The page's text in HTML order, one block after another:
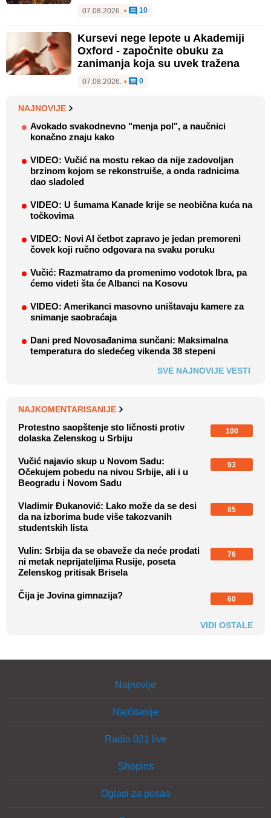
07.08.2026. • 10
Kursevi nege lepote u Akademiji
Oxford - započnite obuku za
zanimanja koja su uvek tražena
07.08.2026. • 0
NAJNOVIJE
Avokado svakodnevno "menja pol", a naučnici
konačno znaju kako
VIDEO: Vučić na mostu rekao da nije zadovoljan
brzinom kojom se rekonstruiše, a onda radnicima
dao sladoled
VIDEO: U šumama Kanade krije se neobična kuća na
točkovima
VIDEO: Novi AI četbot zapravo je jedan premoreni
čovek koji ručno odgovara na svaku poruku
Vučić: Razmatramo da promenimo vodotok Ibra, pa
ćemo videti šta će Albanci na Kosovu
VIDEO: Amerikanci masovno uništavaju kamere za
snimanje saobraćaja
Dani pred Novosađanima sunčani: Maksimalna
temperatura do sledećeg vikenda 38 stepeni
SVE NAJNOVIJE VESTI
NAJKOMENTARISANIJE
Protestno saopštenje sto ličnosti protiv
dolaska Zelenskog u Srbiju
100
Vučić najavio skup u Novom Sadu:
Očekujem pobedu na nivou Srbije, ali i u
Beogradu i Novom Sadu
93
Vladimir Đukanović: Lako može da se desi
da na izborima bude više takozvanih
studentskih lista
85
Vulin: Srbija da se obaveže da neće prodati
ni metak neprijateljima Rusije, poseta
Zelenskog pritisak Brisela
76
Čija je Jovina gimnazija? 60
VIDI OSTALE
Najnovije
Najčitanije
Radio 021 live
Shopins
Oglasi za posao